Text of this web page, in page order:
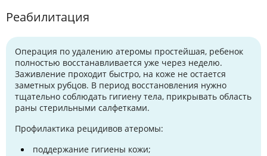
Реабилитация
Операция по удалению атеромы простейшая, ребенок
полностью восстанавливается уже через неделю.
Заживление проходит быстро, на коже не остается
заметных рубцов. В период восстановления нужно
тщательно соблюдать гигиену тела, прикрывать область
раны стерильными салфетками.
Профилактика рецидивов атеромы:
поддержание гигиены кожи;